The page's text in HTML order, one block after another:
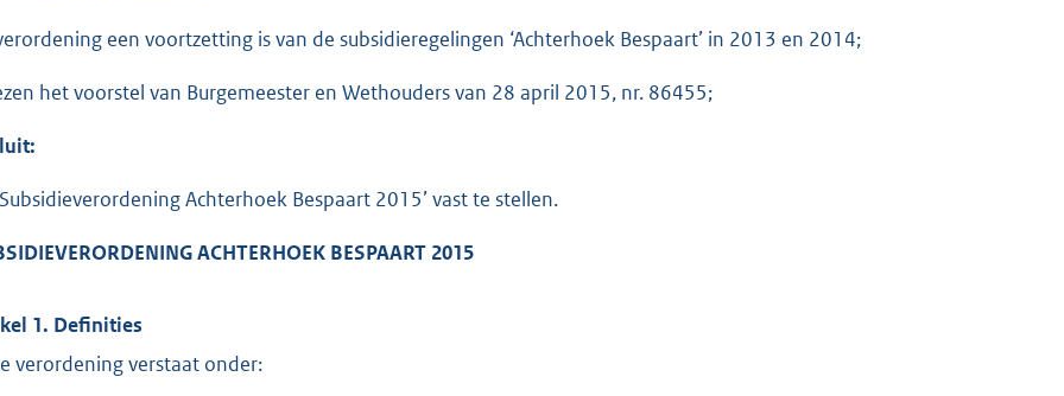
een voortzetting is van de subsidieregelingen ‘Achterhoek Bespaart’ in 2013 en 2014;
het voorstel van Burgemeester en Wethouders van 28 april 2015, nr. 86455;
Achterhoek Bespaart 2015’ vast te stellen.
ACHTERHOEK BESPAART 2015
1. Definities
verordening verstaat onder: